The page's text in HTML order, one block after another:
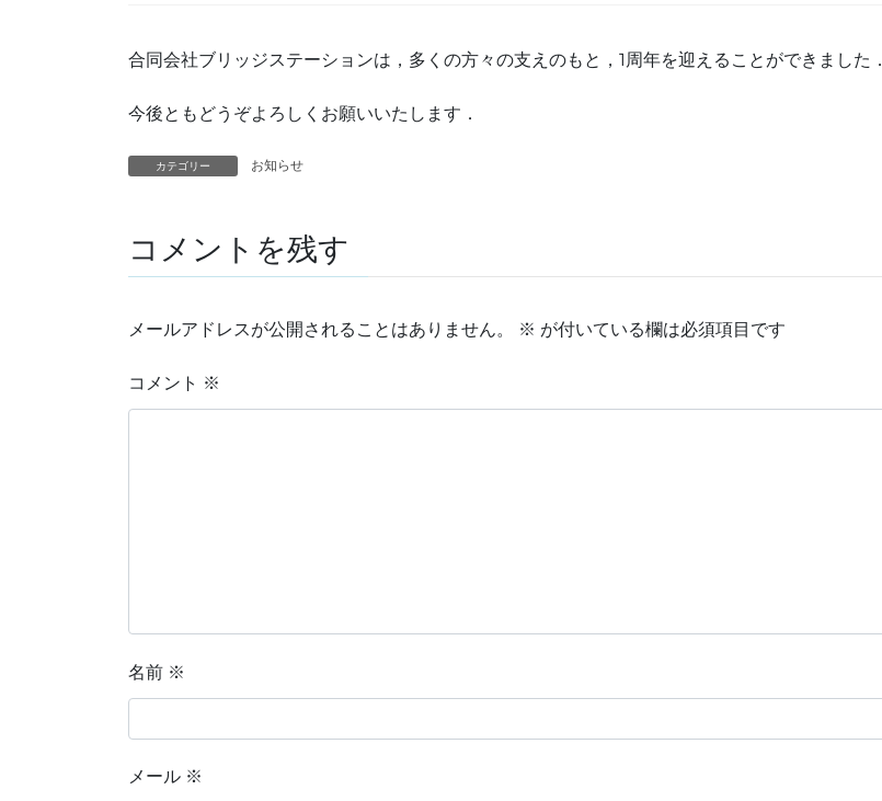
合同会社ブリッジステーションは，多くの方々の支えのもと，1周年を迎えることができました．
今後ともどうぞよろしくお願いいたします．
カテゴリー お知らせ
コメントを残す
メールアドレスが公開されることはありません。 ※ が付いている欄は必須項目です
コメント ※
名前 ※
メール ※